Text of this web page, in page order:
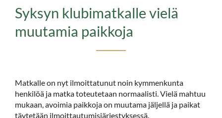
Syksyn klubimatkalle vielä
muutamia paikkoja
Matkalle on nyt ilmoittatunut noin kymmenkunta
henkilöä ja matka toteutetaan normaalisti. Vielä mahtuu
mukaan, avoimia paikkoja on muutama jäljellä ja paikat
täytetään ilmoittautumisjärjestyksessä.